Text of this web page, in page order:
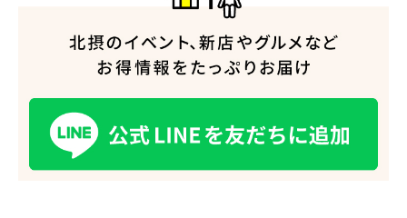
#今週どこいく？#自然とふれあう#ランチ#カフェ#まとめ
#教えたい／教えて投稿記事